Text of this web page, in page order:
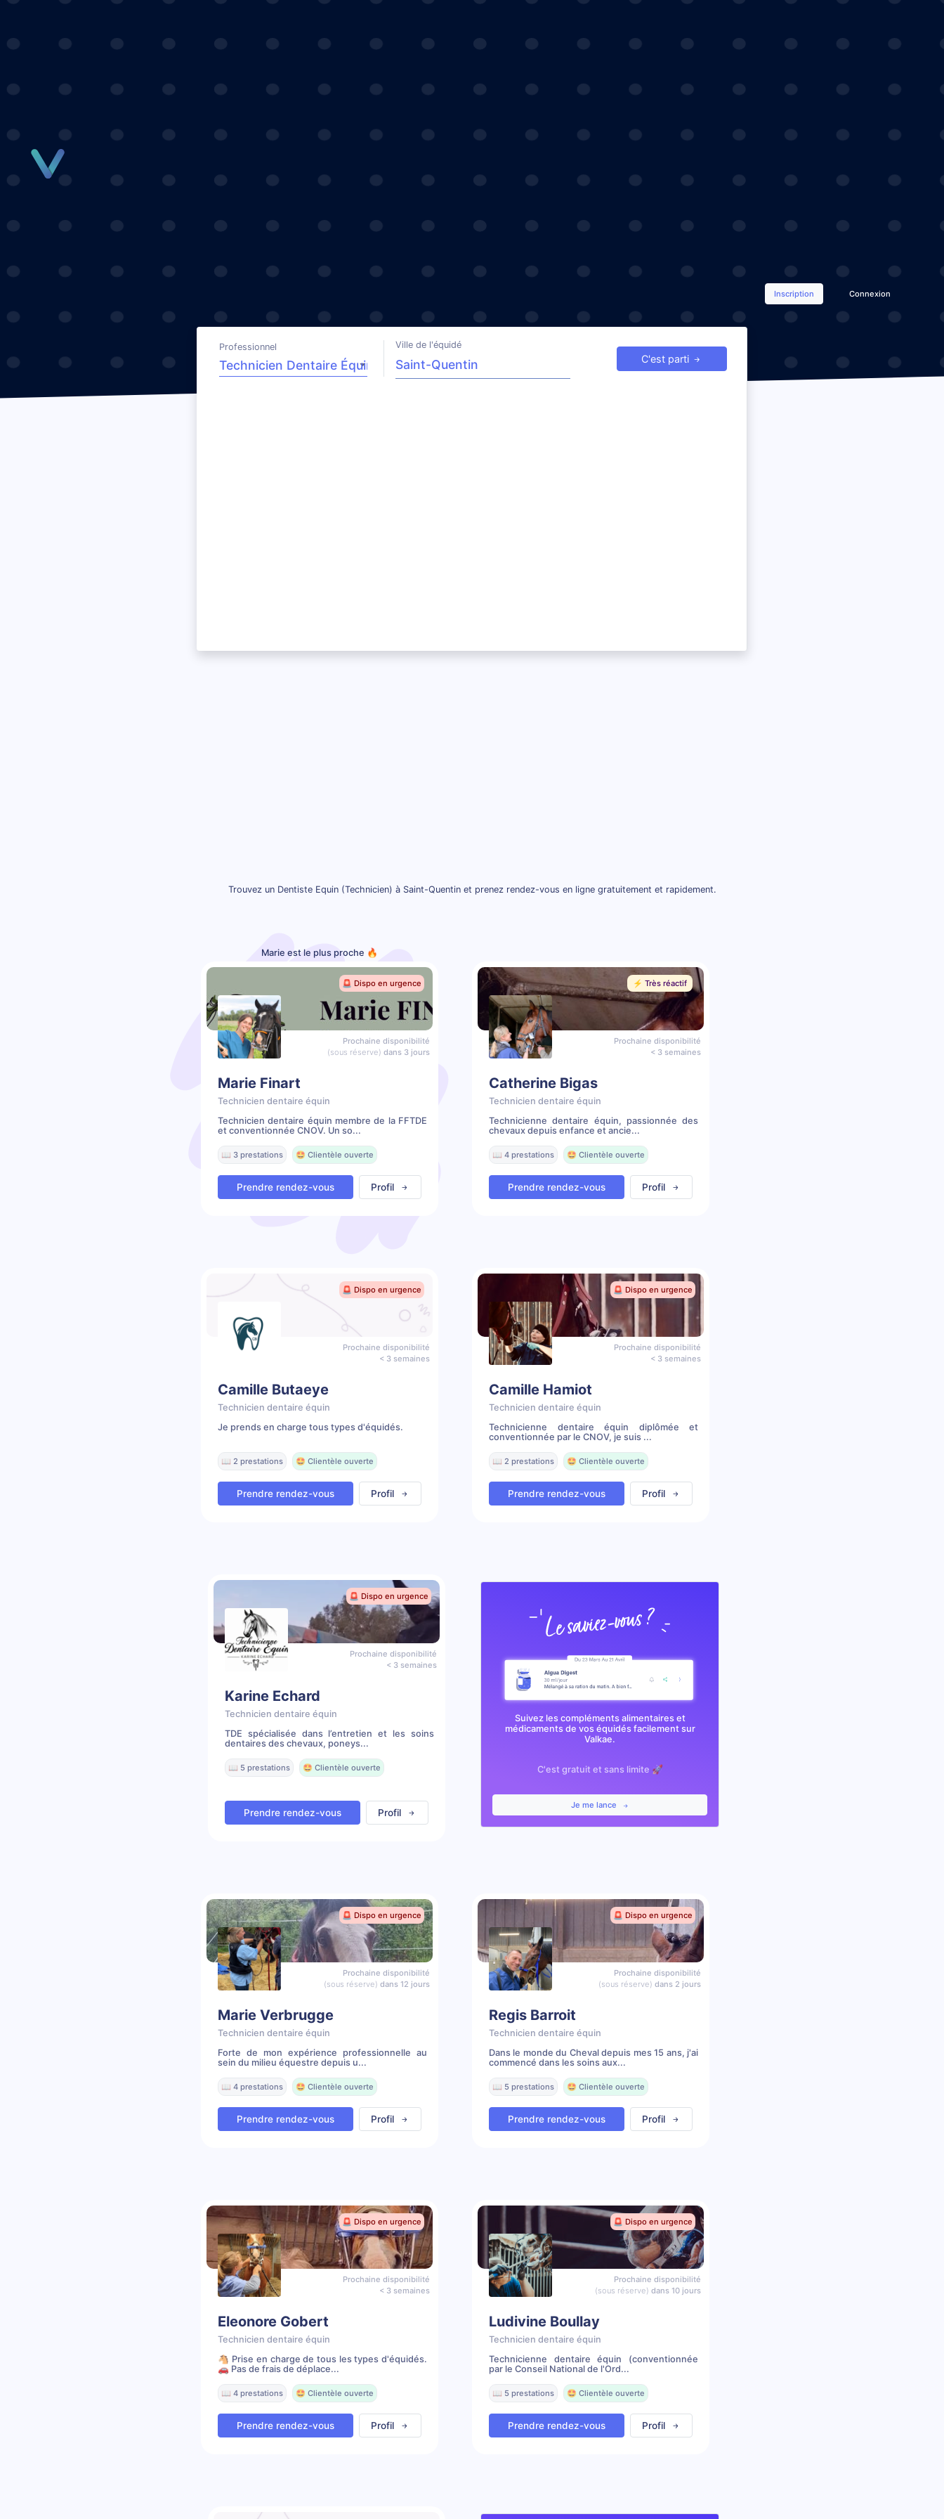
Inscription Connexion
Professionnel Ville de l'équidé
C'est parti
Trouvez un Dentiste Equin (Technicien) à Saint-Quentin et prenez rendez-vous en ligne gratuitement et rapidement.
Marie est le plus proche 🔥
🚨 Dispo en urgence
Prochaine disponibilité
(sous réserve) dans 3 jours
Marie Finart
Technicien dentaire équin
Technicien dentaire équin membre de la FFTDE
et conventionnée CNOV. Un so...
📖 3 prestations 🤩 Clientèle ouverte
Prendre rendez-vous Profil
⚡️ Très réactif
Prochaine disponibilité
< 3 semaines
Catherine Bigas
Technicien dentaire équin
Technicienne dentaire équin, passionnée des
chevaux depuis enfance et ancie...
📖 4 prestations 🤩 Clientèle ouverte
Prendre rendez-vous Profil
🚨 Dispo en urgence
Prochaine disponibilité
< 3 semaines
Camille Butaeye
Technicien dentaire équin
Je prends en charge tous types d'équidés.
📖 2 prestations 🤩 Clientèle ouverte
Prendre rendez-vous Profil
🚨 Dispo en urgence
Prochaine disponibilité
< 3 semaines
Camille Hamiot
Technicien dentaire équin
Technicienne dentaire équin diplômée et
conventionnée par le CNOV, je suis ...
📖 2 prestations 🤩 Clientèle ouverte
Prendre rendez-vous Profil
🚨 Dispo en urgence
Prochaine disponibilité
< 3 semaines
Karine Echard
Technicien dentaire équin
TDE spécialisée dans l’entretien et les soins
dentaires des chevaux, poneys...
📖 5 prestations 🤩 Clientèle ouverte
Prendre rendez-vous Profil
Suivez les compléments alimentaires et
médicaments de vos équidés facilement sur
Valkae.
C'est gratuit et sans limite 🚀
Je me lance
🚨 Dispo en urgence
Prochaine disponibilité
(sous réserve) dans 12 jours
Marie Verbrugge
Technicien dentaire équin
Forte de mon expérience professionnelle au
sein du milieu équestre depuis u...
📖 4 prestations 🤩 Clientèle ouverte
Prendre rendez-vous Profil
🚨 Dispo en urgence
Prochaine disponibilité
(sous réserve) dans 2 jours
Regis Barroit
Technicien dentaire équin
Dans le monde du Cheval depuis mes 15 ans, j'ai
commencé dans les soins aux...
📖 5 prestations 🤩 Clientèle ouverte
Prendre rendez-vous Profil
🚨 Dispo en urgence
Prochaine disponibilité
< 3 semaines
Eleonore Gobert
Technicien dentaire équin
🐴 Prise en charge de tous les types d'équidés.
🚗 Pas de frais de déplace...
📖 4 prestations 🤩 Clientèle ouverte
Prendre rendez-vous Profil
🚨 Dispo en urgence
Prochaine disponibilité
(sous réserve) dans 10 jours
Ludivine Boullay
Technicien dentaire équin
Technicienne dentaire équin (conventionnée
par le Conseil National de l'Ord...
📖 5 prestations 🤩 Clientèle ouverte
Prendre rendez-vous Profil